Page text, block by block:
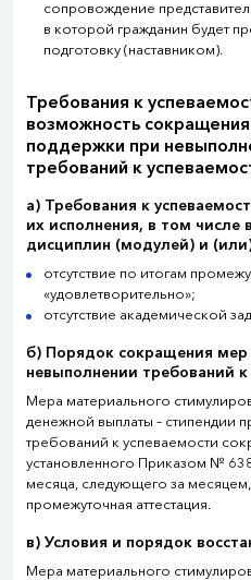
сопровождение
в которой гражданин будет
подготовку (наставником).
Требования к
возможность
поддержки при
требований к
а) Требования к
их исполнения, в том
дисциплин (модулей) и
отсутствие по итогам
«удовлетворительно»;
отсутствие академической
б) Порядок сокращения
невыполнении требований к
Мера материального
денежной выплаты – стипендии
требований к успеваемости
установленного Приказом №
месяца, следующего за
промежуточная аттестация.
в) Условия и порядок
Мера материального